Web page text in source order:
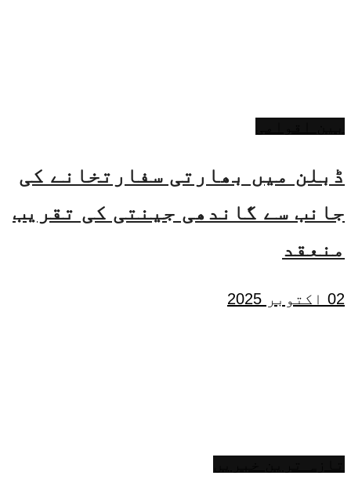
ڈبلن میں بھارتی سفارتخانے کی
جانب سے گاندھی جینتی کی تقریب
منعقد
02 اکتوبر 2025